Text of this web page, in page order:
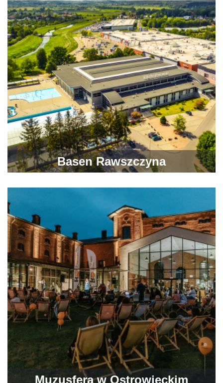
Basen Rawszczyna
Muzusfera w Ostrowieckim